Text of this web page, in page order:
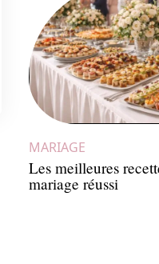
MARIAGE
Les meilleures
mariage réussi